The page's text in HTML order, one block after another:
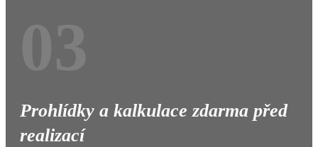
Prohlídky a kalkulace zdarma před
realizací